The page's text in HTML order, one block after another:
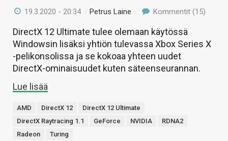
19.3.2020 - 20:34 / Petrus Laine Kommentit (15)
DirectX 12 Ultimate tulee olemaan käytössä
Windowsin lisäksi yhtiön tulevassa Xbox Series X
-pelikonsolissa ja se kokoaa yhteen uudet
DirectX-ominaisuudet kuten säteenseurannan.
Lue lisää
AMD DirectX 12
DirectX 12 Ultimate
DirectX Raytracing 1.1
GeForce NVIDIA
RDNA2
Radeon
Turing